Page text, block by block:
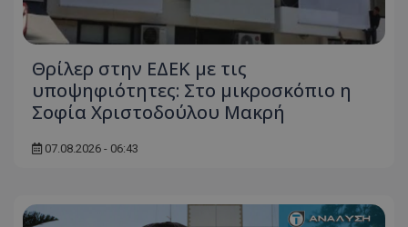
Θρίλερ στην ΕΔΕΚ με τις
υποψηφιότητες: Στο μικροσκόπιο η
Σοφία Χριστοδούλου Μακρή
07.08.2026 - 06:43